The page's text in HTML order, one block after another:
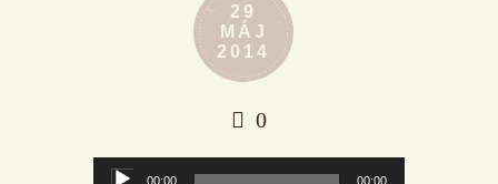
29
MÁJ
2014
0
Audio
00:00 00:00